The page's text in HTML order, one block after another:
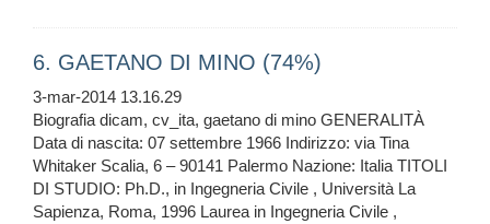
6. GAETANO DI MINO (74%)
3-mar-2014 13.16.29
Biografia dicam, cv_ita, gaetano di mino GENERALITÀ
Data di nascita: 07 settembre 1966 Indirizzo: via Tina
Whitaker Scalia, 6 – 90141 Palermo Nazione: Italia TITOLI
DI STUDIO: Ph.D., in Ingegneria Civile , Università La
Sapienza, Roma, 1996 Laurea in Ingegneria Civile ,